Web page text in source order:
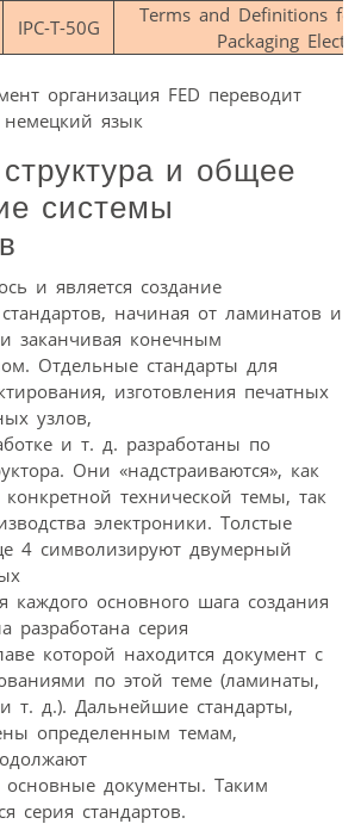
IPC-T-50G
Terms and Definitions
Packaging
организация FED переводит
немецкий язык
и общее
системы
и является создание
начиная от ламинатов и
заканчивая конечным
Отдельные стандарты для
изготовления печатных
узлов,
и т. д. разработаны по
Они «надстраиваются», как
технической темы, так
электроники. Толстые
4 символизируют двумерный
каждого основного шага создания
разработана серия
которой находится документ с
по этой теме (ламинаты,
т. д.). Дальнейшие стандарты,
определенным темам,
документы. Таким
серия стандартов.